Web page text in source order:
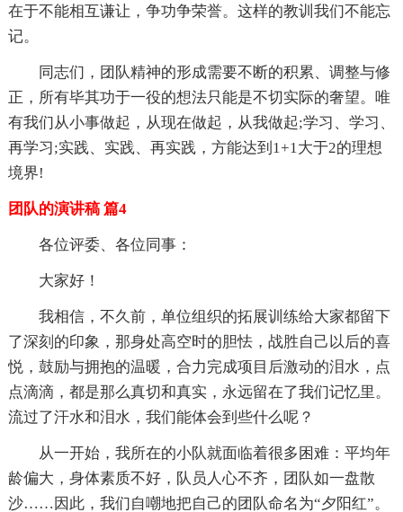
在于不能相互谦让，争功争荣誉。这样的教训我们不能忘
记。
同志们，团队精神的形成需要不断的积累、调整与修
正，所有毕其功于一役的想法只能是不切实际的奢望。唯
有我们从小事做起，从现在做起，从我做起;学习、学习、
再学习;实践、实践、再实践，方能达到1+1大于2的理想
境界!
团队的演讲稿 篇4
各位评委、各位同事：
大家好！
我相信，不久前，单位组织的拓展训练给大家都留下
了深刻的印象，那身处高空时的胆怯，战胜自己以后的喜
悦，鼓励与拥抱的温暖，合力完成项目后激动的泪水，点
点滴滴，都是那么真切和真实，永远留在了我们记忆里。
流过了汗水和泪水，我们能体会到些什么呢？
从一开始，我所在的小队就面临着很多困难：平均年
龄偏大，身体素质不好，队员人心不齐，团队如一盘散
沙……因此，我们自嘲地把自己的团队命名为“夕阳红”。